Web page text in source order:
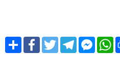
ShareFacebookTwitterTelegramFacebook
Messenger
WhatsApp